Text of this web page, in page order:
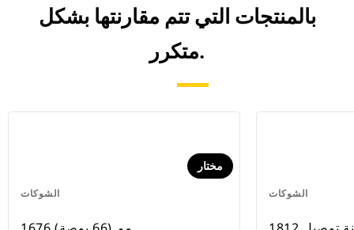
بالمنتجات التي تتم مقارنتها بشكل
متكرر.
الشوكات
مختار
الشوكات